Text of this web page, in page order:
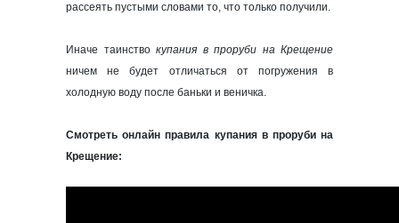
рассеять пустыми словами то, что только получили.
Иначе таинство купания в проруби на Крещение
ничем не будет отличаться от погружения в
холодную воду после баньки и веничка.
Смотреть онлайн правила купания в проруби на
Крещение: